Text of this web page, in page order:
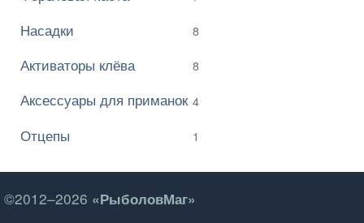
Насадки 8
Активаторы клёва 8
Аксессуары для приманок 4
Отцепы 1
©2012–2026 «РыболовМаг»